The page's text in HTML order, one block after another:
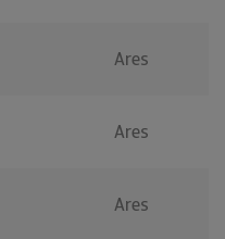
Ares
Ares
Ares